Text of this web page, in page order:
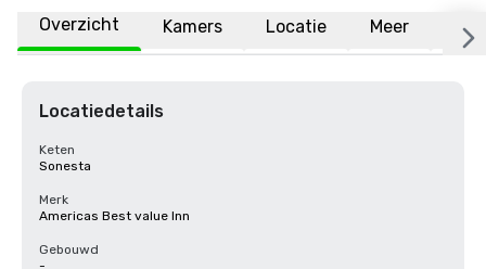
Overzicht Kamers Locatie Meer
Locatiedetails
Keten
Sonesta
Merk
Americas Best value Inn
Gebouwd
-